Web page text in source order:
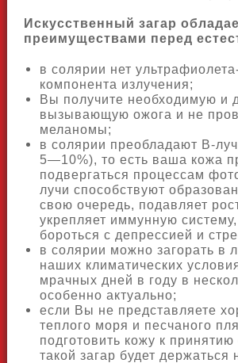
Искусственный загар
преимуществами перед
в солярии нет
компонента излучения;
Вы получите необходимую и
вызывающую ожога и не
меланомы;
в солярии преобладают В-
5—10%), то есть ваша кожа
подвергаться процессам
лучи способствуют
свою очередь, подавляет
укрепляет иммунную
бороться с депрессией и
в солярии можно загорать в
наших климатических
мрачных дней в году в
особенно актуально;
если Вы не представляете
теплого моря и песчаного
подготовить кожу к
такой загар будет